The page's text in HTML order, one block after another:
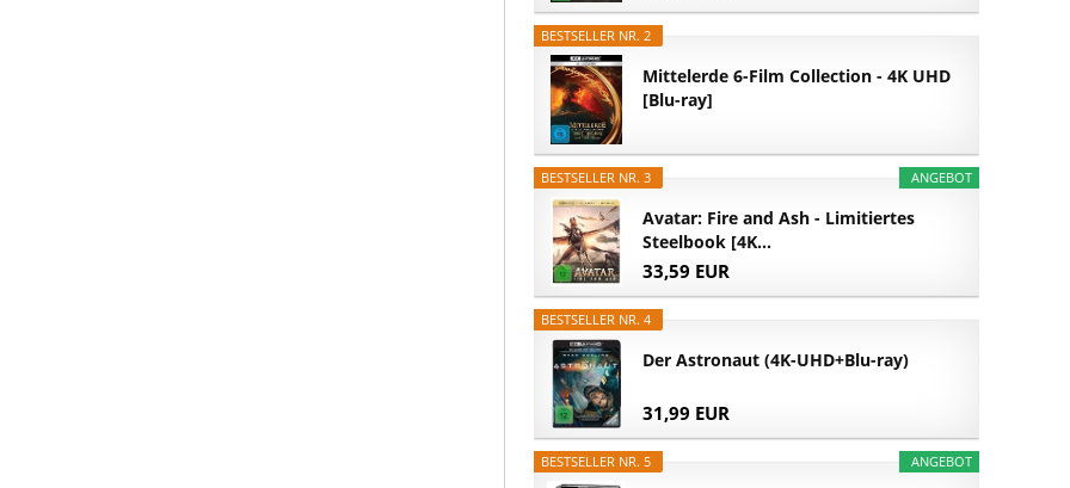
BESTSELLER NR. 2
Mittelerde 6-Film Collection - 4K UHD
[Blu-ray]
ANGEBOT
BESTSELLER NR. 3
Avatar: Fire and Ash - Limitiertes
Steelbook [4K...
33,59 EUR
BESTSELLER NR. 4
Der Astronaut (4K-UHD+Blu-ray)
31,99 EUR
ANGEBOT
BESTSELLER NR. 5